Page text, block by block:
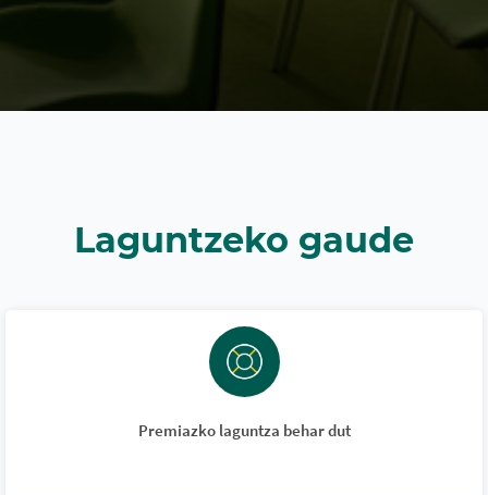
Laguntzeko gaude
Premiazko laguntza behar dut